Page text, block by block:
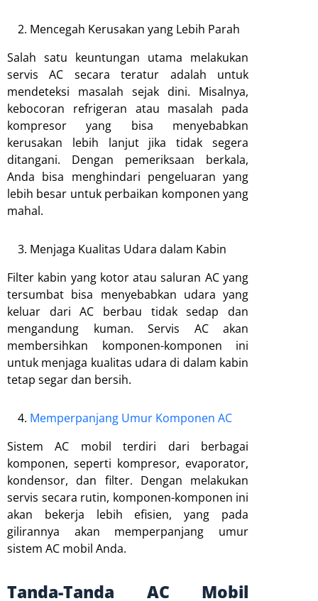
Mencegah Kerusakan yang Lebih Parah
Salah satu keuntungan utama melakukan
servis AC secara teratur adalah untuk
mendeteksi masalah sejak dini. Misalnya,
kebocoran refrigeran atau masalah pada
kompresor yang bisa menyebabkan
kerusakan lebih lanjut jika tidak segera
ditangani. Dengan pemeriksaan berkala,
Anda bisa menghindari pengeluaran yang
lebih besar untuk perbaikan komponen yang
mahal.
Menjaga Kualitas Udara dalam Kabin
Filter kabin yang kotor atau saluran AC yang
tersumbat bisa menyebabkan udara yang
keluar dari AC berbau tidak sedap dan
mengandung kuman. Servis AC akan
membersihkan komponen-komponen ini
untuk menjaga kualitas udara di dalam kabin
tetap segar dan bersih.
Memperpanjang Umur Komponen AC
Sistem AC mobil terdiri dari berbagai
komponen, seperti kompresor, evaporator,
kondensor, dan filter. Dengan melakukan
servis secara rutin, komponen-komponen ini
akan bekerja lebih efisien, yang pada
gilirannya akan memperpanjang umur
sistem AC mobil Anda.
Tanda-Tanda AC Mobil